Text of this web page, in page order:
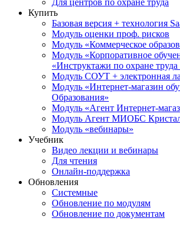
Для центров по охране труда
Купить
Базовая версия + технология
Модуль оценки проф. рисков
Модуль «Коммерческое
Модуль «Корпоративное
«Инструктажи по охране
Модуль СОУТ + электронная
Модуль «Интернет-магазин
Образования»
Модуль «Агент Интернет-
Модуль Агент МИОБС
Модуль «вебинары»
Учебник
Видео лекции и вебинары
Для чтения
Онлайн-поддержка
Обновления
Системные
Обновление по модулям
Обновление по документам